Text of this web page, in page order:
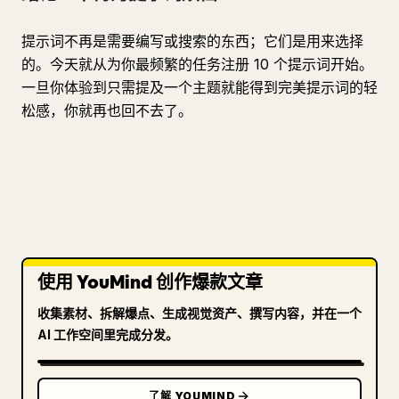
提示词不再是需要编写或搜索的东西；它们是用来选择
的。今天就从为你最频繁的任务注册 10 个提示词开始。
一旦你体验到只需提及一个主题就能得到完美提示词的轻
松感，你就再也回不去了。
使用 YouMind 创作爆款文章
收集素材、拆解爆点、生成视觉资产、撰写内容，并在一个
AI 工作空间里完成分发。
了解 YOUMIND